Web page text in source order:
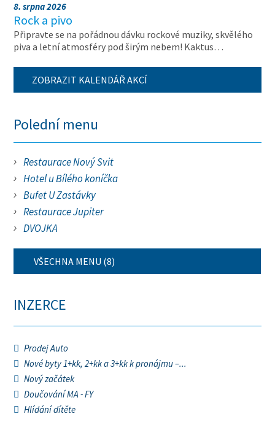
8. srpna 2026
Rock a pivo
Připravte se na pořádnou dávku rockové muziky, skvělého
piva a letní atmosféry pod širým nebem! Kaktus…
ZOBRAZIT KALENDÁŘ AKCÍ
Polední menu
Restaurace Nový Svit
Hotel u Bílého koníčka
Bufet U Zastávky
Restaurace Jupiter
DVOJKA
VŠECHNA MENU (8)
INZERCE
Prodej Auto
Nové byty 1+kk, 2+kk a 3+kk k pronájmu –...
Nový začátek
Doučování MA - FY
Hlídání dítěte